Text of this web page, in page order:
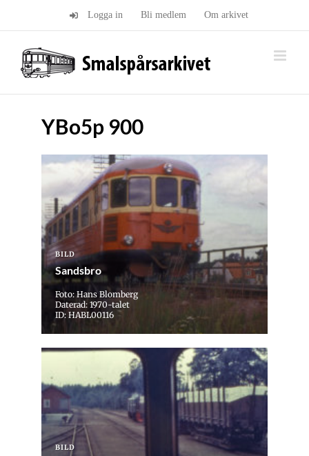
Logga in Bli medlem Om arkivet
YBo5p 900
BILD
Sandsbro
Foto: Hans Blomberg
Daterad: 1970-talet
ID: HABL00116
BILD